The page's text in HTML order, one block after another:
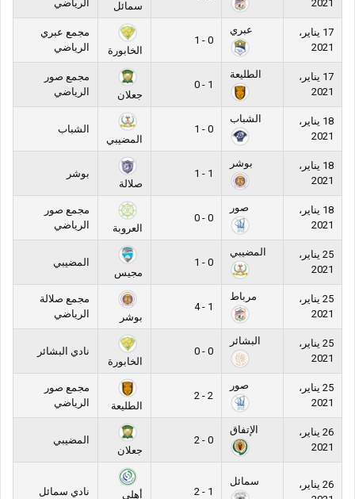
2021
سمائل
الرياضي
17 يناير،
2021
عبري
0 - 1
الخابورة
مجمع عبري
الرياضي
17 يناير،
2021
الطليعة
1 - 0
جعلان
مجمع صور
الرياضي
18 يناير،
2021
الشباب
0 - 1
المضيبي
الشباب
18 يناير،
2021
بوشر
1 - 1
صلالة
بوشر
18 يناير،
2021
صور
0 - 0
العروبة
مجمع صور
الرياضي
25 يناير،
2021
المضيبي
0 - 1
مجيس
المضيبي
25 يناير،
2021
مرباط
1 - 4
بوشر
مجمع صلالة
الرياضي
25 يناير،
2021
البشائر
0 - 0
الخابورة
نادي البشائر
25 يناير،
2021
صور
2 - 2
الطليعة
مجمع صور
الرياضي
26 يناير،
2021
الإتفاق
0 - 2
جعلان
المضيبي
26 يناير،
سمائل
1 - 2
أهلي نادي سمائل